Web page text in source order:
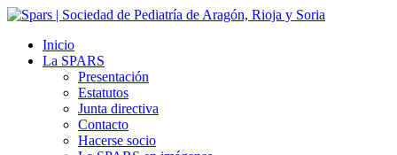
Inicio
La SPARS
Presentación
Estatutos
Junta directiva
Contacto
Hacerse socio